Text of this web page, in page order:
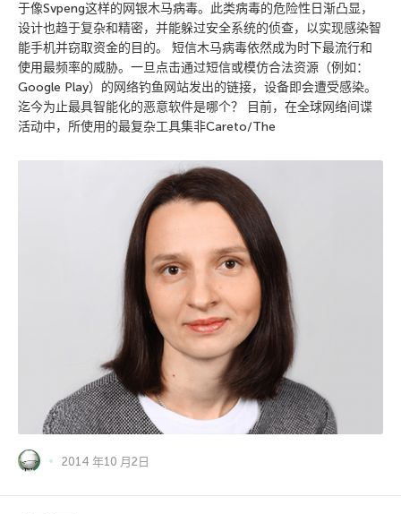
于像Svpeng这样的网银木马病毒。此类病毒的危险性日渐凸显，
设计也趋于复杂和精密，并能躲过安全系统的侦查，以实现感染智
能手机并窃取资金的目的。 短信木马病毒依然成为时下最流行和
使用最频率的威胁。一旦点击通过短信或模仿合法资源（例如：
Google Play）的网络钓鱼网站发出的链接，设备即会遭受感染。
迄今为止最具智能化的恶意软件是哪个？ 目前，在全球网络间谍
活动中，所使用的最复杂工具集非Careto/The
2014 年10 月2日